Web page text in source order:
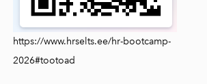
https://www.hrselts.ee/hr-bootcamp-
2026#tootoad